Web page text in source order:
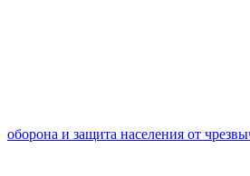
оборона и защита населения от